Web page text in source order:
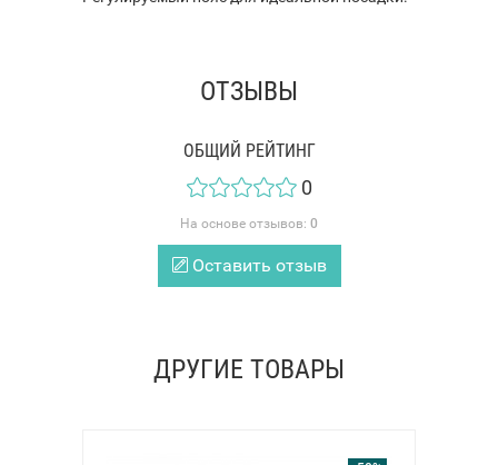
ОТЗЫВЫ
ОБЩИЙ РЕЙТИНГ
0
На основе отзывов: 0
Оставить отзыв
ДРУГИЕ ТОВАРЫ